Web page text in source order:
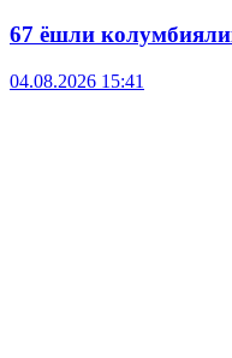
67 ёшли
04.08.2026 15:41